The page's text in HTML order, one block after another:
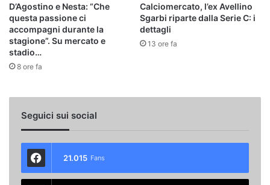
D’Agostino e Nesta: “Che
questa passione ci
accompagni durante la
stagione”. Su mercato e
stadio…
8 ore fa
Calciomercato, l’ex Avellino
Sgarbi riparte dalla Serie C: i
dettagli
13 ore fa
Seguici sui social
21.015 Fans